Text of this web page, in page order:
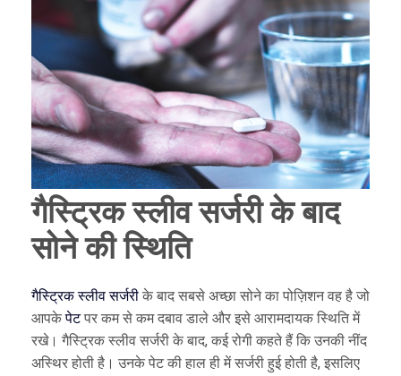
गैस्ट्रिक स्लीव सर्जरी के बाद
सोने की स्थिति
गैस्ट्रिक स्लीव सर्जरीके बाद सबसे अच्छा सोने का पोज़िशन वह है जो
आपकेपेटपर कम से कम दबाव डाले और इसे आरामदायक स्थिति में
रखे। गैस्ट्रिक स्लीव सर्जरी के बाद, कई रोगी कहते हैं कि उनकी नींद
अस्थिर होती है। उनके पेट की हाल ही में सर्जरी हुई होती है, इसलिए